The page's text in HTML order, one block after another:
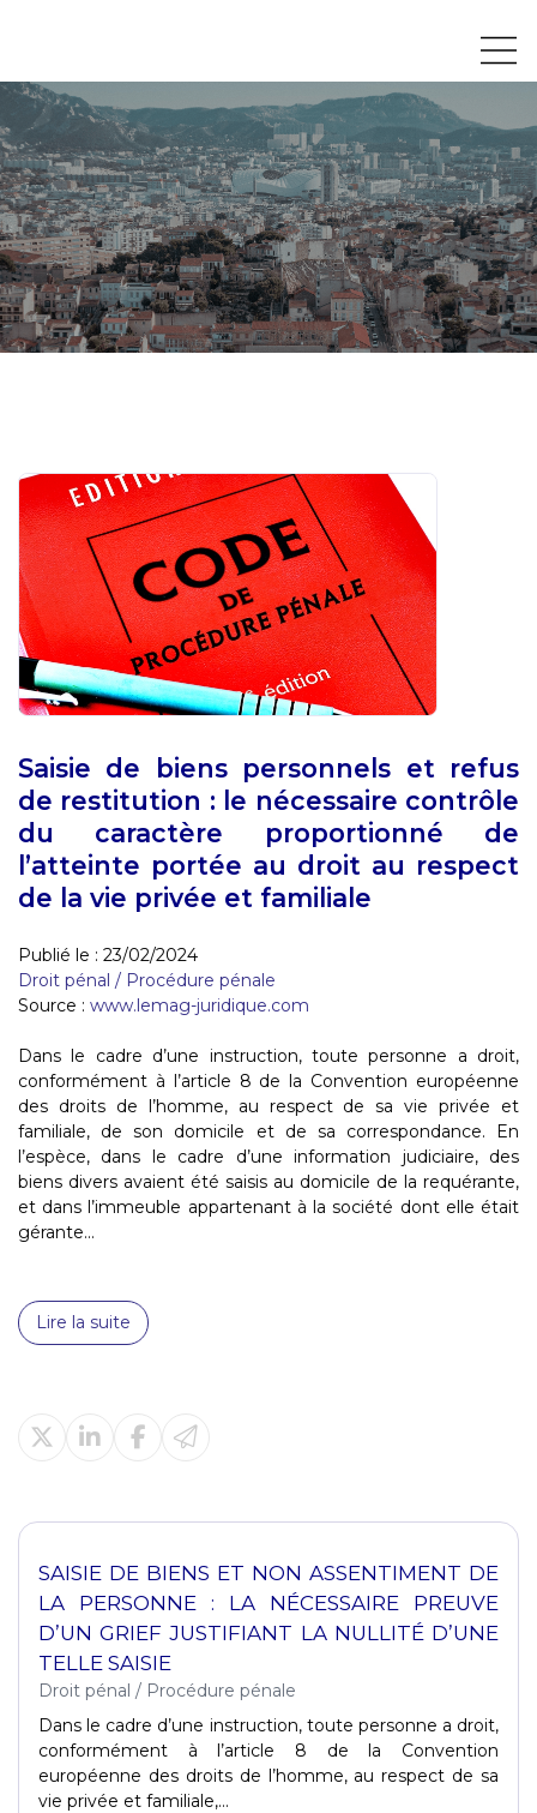
Saisie de biens personnels et refus
de restitution : le nécessaire contrôle
du caractère proportionné de
l’atteinte portée au droit au respect
de la vie privée et familiale
Publié le : 23/02/2024
Droit pénal / Procédure pénale
Source : www.lemag-juridique.com
Dans le cadre d’une instruction, toute personne a droit,
conformément à l’article 8 de la Convention européenne
des droits de l’homme, au respect de sa vie privée et
familiale, de son domicile et de sa correspondance. En
l’espèce, dans le cadre d’une information judiciaire, des
biens divers avaient été saisis au domicile de la requérante,
et dans l’immeuble appartenant à la société dont elle était
gérante...
Lire la suite
SAISIE DE BIENS ET NON ASSENTIMENT DE
LA PERSONNE : LA NÉCESSAIRE PREUVE
D’UN GRIEF JUSTIFIANT LA NULLITÉ D’UNE
TELLE SAISIE
Droit pénal / Procédure pénale
Dans le cadre d’une instruction, toute personne a droit,
conformément à l’article 8 de la Convention
européenne des droits de l’homme, au respect de sa
vie privée et familiale,...